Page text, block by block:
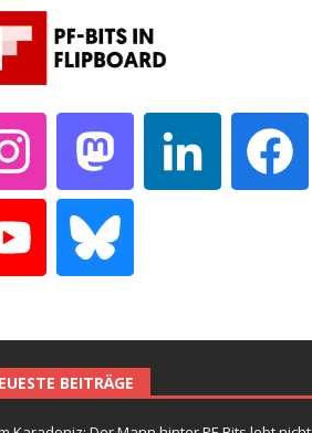
BEITRÄGE